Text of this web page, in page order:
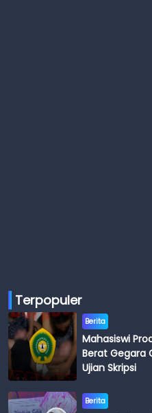
Terpopuler
Berita
Mahasiswi
Berat Gegara
Ujian Skripsi
Berita